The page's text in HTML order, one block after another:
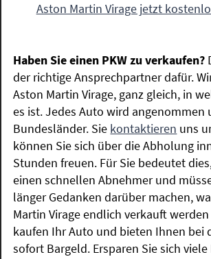
Aston Martin Virage jetzt
Haben Sie einen PKW zu verkaufen?
der richtige Ansprechpartner dafür.
Aston Martin Virage, ganz gleich, in
es ist. Jedes Auto wird angenommen
Bundesländer. Sie kontaktieren uns
können Sie sich über die Abholung
Stunden freuen. Für Sie bedeutet
einen schnellen Abnehmer und
länger Gedanken darüber machen,
Martin Virage endlich verkauft
kaufen Ihr Auto und bieten Ihnen bei
sofort Bargeld. Ersparen Sie sich